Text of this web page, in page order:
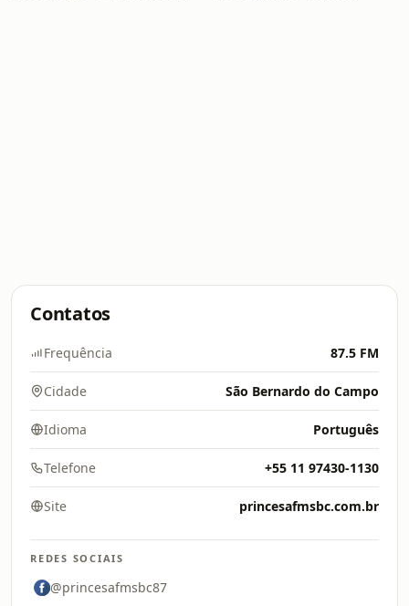
Contatos
Frequência 87.5 FM
Cidade São Bernardo do Campo
Idioma Português
Telefone +55 11 97430-1130
Site princesafmsbc.com.br
REDES SOCIAIS
@princesafmsbc87